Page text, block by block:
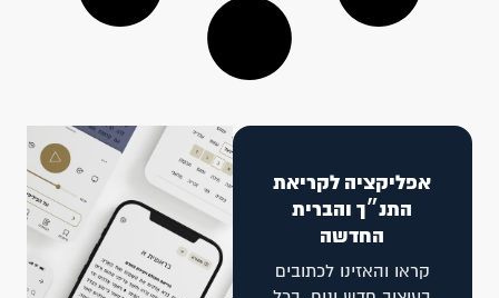
אפליקציה לקריאת
התנ״ך והברית
החדשה
קראו והאזינו לכתובים